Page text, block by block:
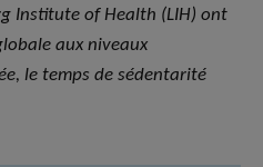
Institute of Health (LIH) ont
aux niveaux
le temps de sédentarité